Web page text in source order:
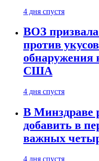
4 дня спустя
ВОЗ
против
обнаружения
США
4 дня спустя
В Минздраве
добавить в
важных
4 дня спустя